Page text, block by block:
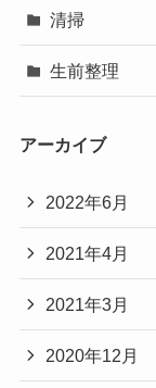
清掃
生前整理
アーカイブ
2022年6月
2021年4月
2021年3月
2020年12月